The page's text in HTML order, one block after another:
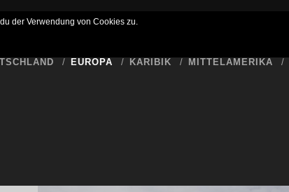
SCHREIBT HIER DATENSCHUTZERKLÄRUNG
EUROPA KARIBIK MITTELAMERIKA
der Verwendung von Cookies zu.